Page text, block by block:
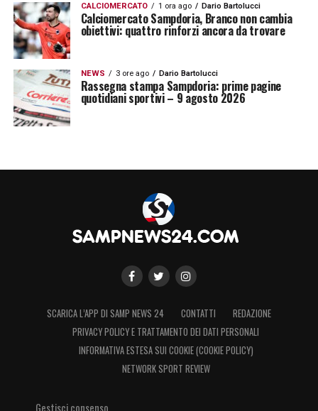
CALCIOMERCATO 1 ora ago Dario Bartolucci
Calciomercato Sampdoria, Branco non cambia
obiettivi: quattro rinforzi ancora da trovare
NEWS 3 ore ago Dario Bartolucci
Rassegna stampa Sampdoria: prime pagine
quotidiani sportivi – 9 agosto 2026
SCARICA L’APP DI SAMP NEWS 24 CONTATTI
REDAZIONE
PRIVACY POLICY E TRATTAMENTO DEI DATI PERSONALI
INFORMATIVA ESTESA SUI COOKIE (COOKIE POLICY)
NETWORK SPORT REVIEW
Gestisci consenso